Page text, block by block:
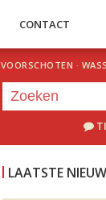
CONTACT
VOORSCHOTEN ·
LAATSTE